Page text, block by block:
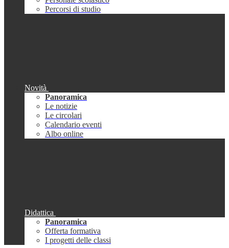
Percorsi di studio
Novità
Panoramica
Le notizie
Le circolari
Calendario eventi
Albo online
Didattica
Panoramica
Offerta formativa
I progetti delle classi